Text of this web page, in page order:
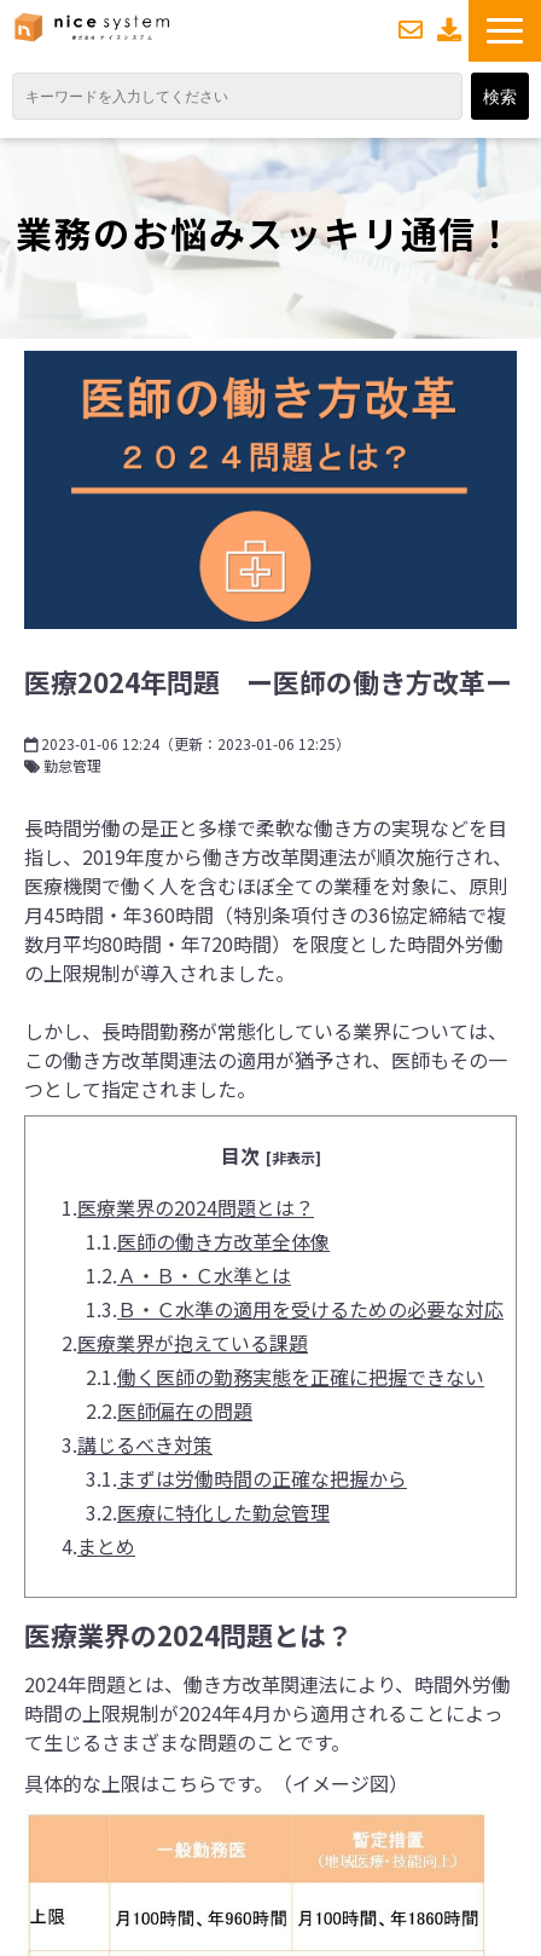
TOP
サービス紹介
業務DXソリューション
業務から探す
業務のお悩みスッキリ通信
よくあるご質問
業務のお悩みスッキリ通信！
医療2024年問題 ー医師の働き方改革ー
2023-01-06 12:24（更新： 2023-01-06 12:25）
勤怠管理
長時間労働の是正と多様で柔軟な働き方の実現などを目
指し、2019年度から働き方改革関連法が順次施行され、
医療機関で働く人を含むほぼ全ての業種を対象に、原則
月45時間・年360時間（特別条項付きの36協定締結で複
数月平均80時間・年720時間）を限度とした時間外労働
の上限規制が導入されました。
しかし、長時間勤務が常態化している業界については、
この働き方改革関連法の適用が猶予され、医師もその一
つとして指定されました。
目次 [非表示]
1.医療業界の2024問題とは？
1.1.医師の働き方改革全体像
1.2.Ａ・Ｂ・Ｃ水準とは
1.3.Ｂ・Ｃ水準の適用を受けるための必要な対応
2.医療業界が抱えている課題
2.1.働く医師の勤務実態を正確に把握できない
2.2.医師偏在の問題
3.講じるべき対策
3.1.まずは労働時間の正確な把握から
3.2.医療に特化した勤怠管理
4.まとめ
医療業界の2024問題とは？
2024年問題とは、働き方改革関連法により、時間外労働
時間の上限規制が2024年4月から適用されることによっ
て生じるさまざまな問題のことです。
具体的な上限はこちらです。（イメージ図）